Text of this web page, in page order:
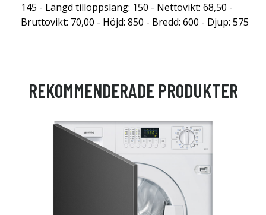
145 - Längd tilloppslang: 150 - Nettovikt: 68,50 -
Bruttovikt: 70,00 - Höjd: 850 - Bredd: 600 - Djup: 575
REKOMMENDERADE PRODUKTER